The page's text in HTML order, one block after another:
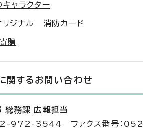
ャラクター
ジナル 消防カード
贈
関する お問い合わせ
総務課 広報担当
972-3544 ファクス番号：